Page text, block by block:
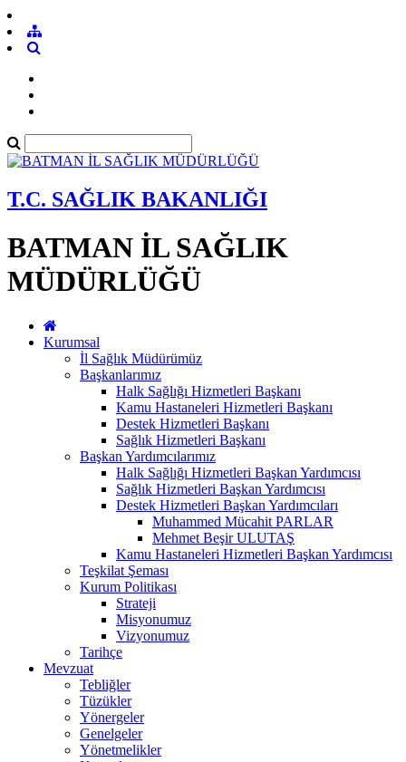
T.C. SAĞLIK BAKANLIĞI
BATMAN İL SAĞLIK
MÜDÜRLÜĞÜ
Kurumsal
İl Sağlık Müdürümüz
Başkanlarımız
Halk Sağlığı Hizmetleri Başkanı
Kamu Hastaneleri Hizmetleri Başkanı
Destek Hizmetleri Başkanı
Sağlık Hizmetleri Başkanı
Başkan Yardımcılarımız
Halk Sağlığı Hizmetleri Başkan Yardımcısı
Sağlık Hizmetleri Başkan Yardımcısı
Destek Hizmetleri Başkan Yardımcıları
Muhammed Mücahit PARLAR
Mehmet Beşir ULUTAŞ
Kamu Hastaneleri Hizmetleri Başkan Yardımcısı
Teşkilat Şeması
Kurum Politikası
Strateji
Misyonumuz
Vizyonumuz
Tarihçe
Mevzuat
Tebliğler
Tüzükler
Yönergeler
Genelgeler
Yönetmelikler